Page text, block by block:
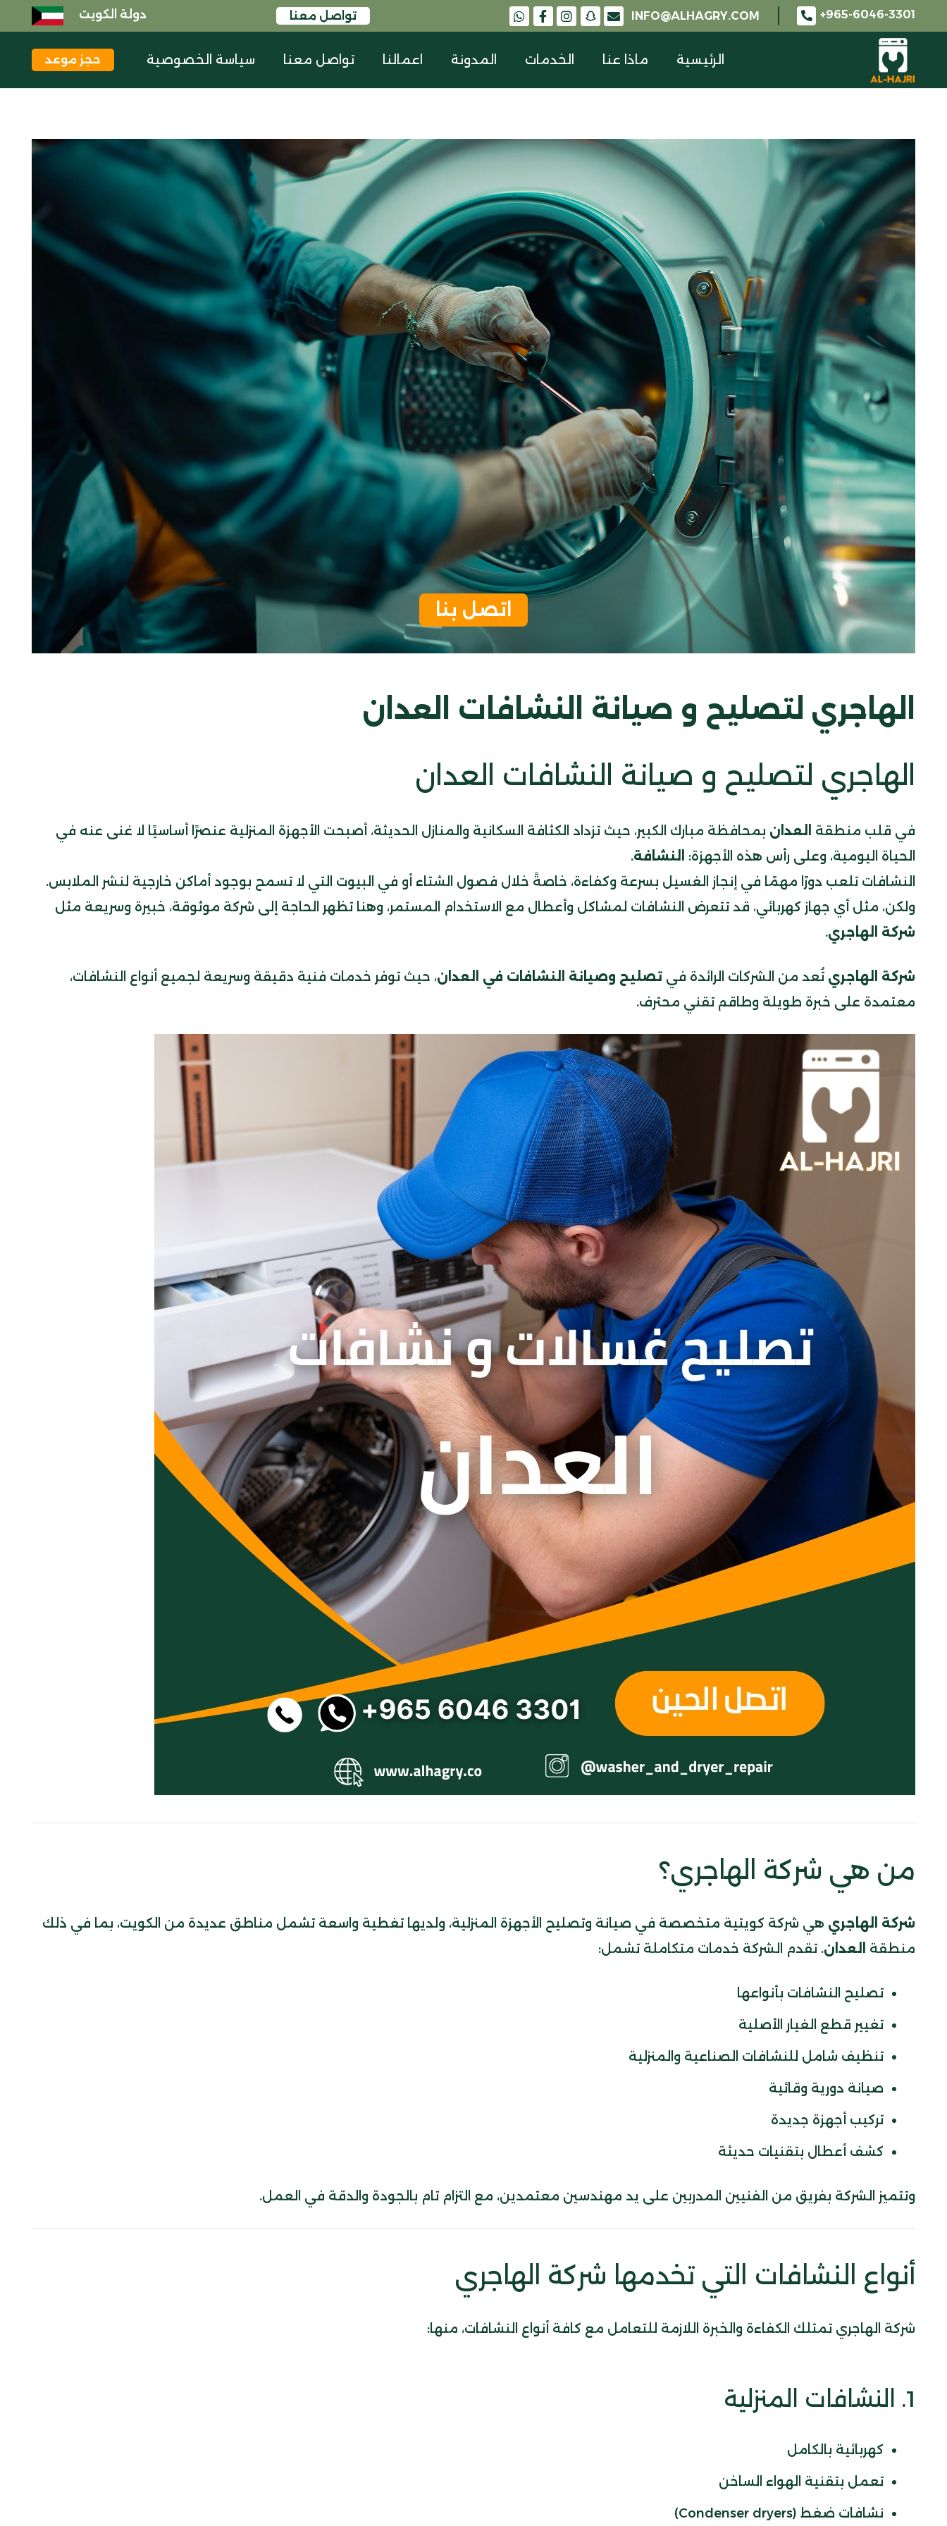
965-6046-3301+
INFO@ALHAGRY.COM
snapchat تواصل معنا دولة الكويت
الرئيسية ماذا عنا الخدمات المدونة اعمالنا تواصل معنا سياسة الخصوصية حجز موعد
اتصل بنا
الهاجري لتصليح و صيانة النشافات العدان
الهاجري لتصليح و صيانة النشافات العدان
في قلب منطقة العدان بمحافظة مبارك الكبير، حيث تزداد الكثافة السكانية والمنازل الحديثة، أصبحت الأجهزة المنزلية عنصرًا أساسيًا لا غنى عنه في
الحياة اليومية، وعلى رأس هذه الأجهزة:
النشافة.
النشافات تلعب دورًا مهمًا في إنجاز الغسيل بسرعة وكفاءة، خاصةً خلال فصول الشتاء أو في البيوت التي لا تسمح بوجود أماكن خارجية لنشر الملابس.
ولكن، مثل أي جهاز كهربائي، قد تتعرض النشافات لمشاكل وأعطال مع الاستخدام المستمر، وهنا تظهر الحاجة إلى شركة موثوقة، خبيرة وسريعة مثل
شركة الهاجري.
شركة الهاجري تُعد من الشركات الرائدة في تصليح وصيانة النشافات في العدان، حيث توفر خدمات فنية دقيقة وسريعة لجميع أنواع النشافات،
معتمدة على خبرة طويلة وطاقم تقني محترف.
من هي شركة الهاجري؟
شركة الهاجري هي شركة كويتية متخصصة في صيانة وتصليح الأجهزة المنزلية، ولديها تغطية واسعة تشمل مناطق عديدة من الكويت، بما في ذلك
منطقة
العدان. تقدم الشركة خدمات متكاملة تشمل:
تصليح النشافات بأنواعها
تغيير قطع الغيار الأصلية
تنظيف شامل للنشافات الصناعية والمنزلية
صيانة دورية وقائية
تركيب أجهزة جديدة
كشف أعطال بتقنيات حديثة
وتتميز الشركة بفريق من الفنيين المدربين على يد مهندسين معتمدين، مع التزام تام بالجودة والدقة في العمل.
أنواع النشافات التي تخدمها شركة الهاجري
شركة الهاجري تمتلك الكفاءة والخبرة اللازمة للتعامل مع كافة أنواع النشافات، منها:
1. النشافات المنزلية
كهربائية بالكامل
تعمل بتقنية الهواء الساخن
نشافات ضغط (Condenser dryers)